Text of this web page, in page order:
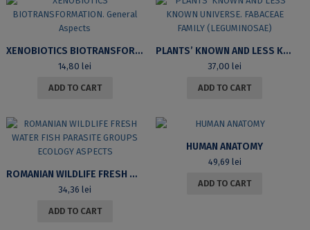
XENOBIOTICS BIOTRANSFORMATION. GENERAL ASPECTS
14,80lei
ADD TO CART
PLANTS’ KNOWN AND LESS KNOWN UNIVERSE. FABACEAE FAMILY (LEGUMINOSAE)
37,00lei
ADD TO CART
ROMANIAN WILDLIFE FRESH WATER FISH PARASITE GROUPS ECOLOGY ASPECTS
34,36lei
ADD TO CART
HUMAN ANATOMY
49,69 lei
ADD TO CART